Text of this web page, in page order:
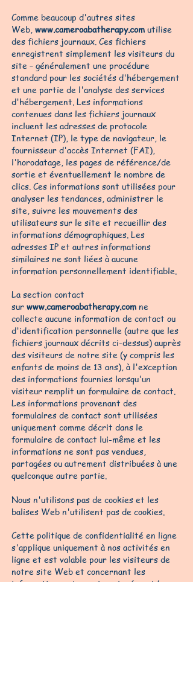
Comme beaucoup d'autres sites
Web, www.cameroabatherapy.com utilise
des fichiers journaux. Ces fichiers
enregistrent simplement les visiteurs du
site – généralement une procédure
standard pour les sociétés d'hébergement
et une partie de l'analyse des services
d'hébergement. Les informations
contenues dans les fichiers journaux
incluent les adresses de protocole
Internet (IP), le type de navigateur, le
fournisseur d'accès Internet (FAI),
l'horodatage, les pages de référence/de
sortie et éventuellement le nombre de
clics. Ces informations sont utilisées pour
analyser les tendances, administrer le
site, suivre les mouvements des
utilisateurs sur le site et recueillir des
informations démographiques. Les
adresses IP et autres informations
similaires ne sont liées à aucune
information personnellement identifiable.
La section contact
sur www.cameroabatherapy.com ne
collecte aucune information de contact ou
d'identification personnelle (autre que les
fichiers journaux décrits ci-dessus) auprès
des visiteurs de notre site (y compris les
enfants de moins de 13 ans), à l'exception
des informations fournies lorsqu'un
visiteur remplit un formulaire de contact.
Les informations provenant des
formulaires de contact sont utilisées
uniquement comme décrit dans le
formulaire de contact lui-même et les
informations ne sont pas vendues,
partagées ou autrement distribuées à une
quelconque autre partie.
Nous n'utilisons pas de cookies et les
balises Web n'utilisent pas de cookies.
Cette politique de confidentialité en ligne
s'applique uniquement à nos activités en
ligne et est valable pour les visiteurs de
notre site Web et concernant les
informations qui y sont partagées et/ou